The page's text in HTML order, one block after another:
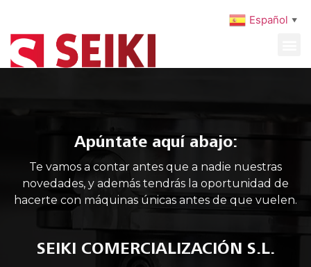
Apúntate aquí abajo:
Te vamos a contar antes que a nadie nuestras
novedades, y además tendrás la oportunidad de
hacerte con máquinas únicas antes de que vuelen.
SEIKI COMERCIALIZACIÓN S.L.
Español ▼